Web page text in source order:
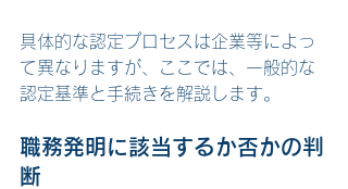
具体的な認定プロセスは企業等によっ
て異なりますが、ここでは、一般的な
認定基準と手続きを解説します。
職務発明に該当するか否かの判
断